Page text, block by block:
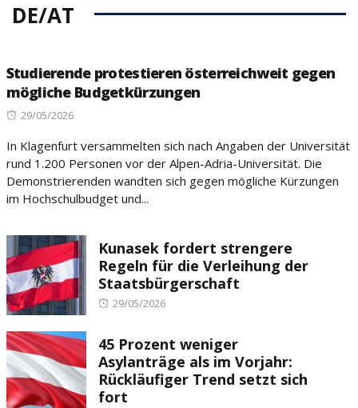
DE/AT
Studierende protestieren österreichweit gegen
mögliche Budgetkürzungen
Posted
29/05/2026
In Klagenfurt versammelten sich nach Angaben der Universität
rund 1.200 Personen vor der Alpen-Adria-Universität. Die
Demonstrierenden wandten sich gegen mögliche Kürzungen
im Hochschulbudget und...
Kunasek fordert strengere
Regeln für die Verleihung der
Staatsbürgerschaft
Posted
29/05/2026
45 Prozent weniger
Asylanträge als im Vorjahr:
Rückläufiger Trend setzt sich
fort